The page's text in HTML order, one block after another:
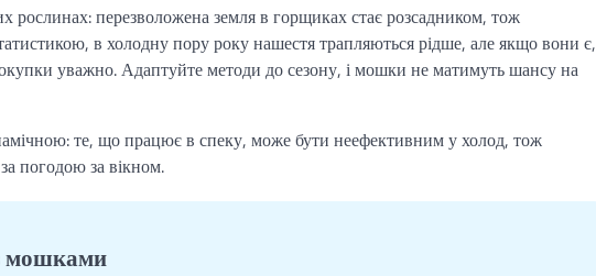
рослинах: перезволожена земля в горщиках стає розсадником, тож
в холодну пору року нашестя трапляються рідше, але якщо вони є,
уважно. Адаптуйте методи до сезону, і мошки не матимуть шансу на
те, що працює в спеку, може бути неефективним у холод, тож
погодою за вікном.
мошками